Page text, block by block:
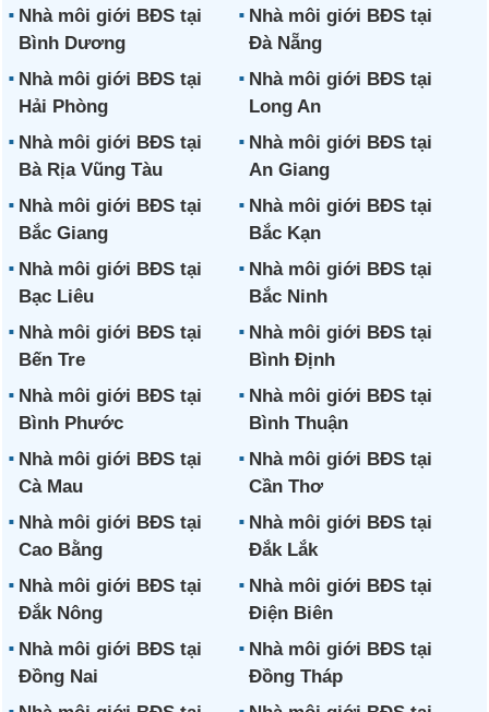
Nhà môi giới BĐS tại
Bình Dương
Nhà môi giới BĐS tại
Đà Nẵng
Nhà môi giới BĐS tại
Hải Phòng
Nhà môi giới BĐS tại
Long An
Nhà môi giới BĐS tại
Bà Rịa Vũng Tàu
Nhà môi giới BĐS tại
An Giang
Nhà môi giới BĐS tại
Bắc Giang
Nhà môi giới BĐS tại
Bắc Kạn
Nhà môi giới BĐS tại
Bạc Liêu
Nhà môi giới BĐS tại
Bắc Ninh
Nhà môi giới BĐS tại
Bến Tre
Nhà môi giới BĐS tại
Bình Định
Nhà môi giới BĐS tại
Bình Phước
Nhà môi giới BĐS tại
Bình Thuận
Nhà môi giới BĐS tại
Cà Mau
Nhà môi giới BĐS tại
Cần Thơ
Nhà môi giới BĐS tại
Cao Bằng
Nhà môi giới BĐS tại
Đắk Lắk
Nhà môi giới BĐS tại
Đắk Nông
Nhà môi giới BĐS tại
Điện Biên
Nhà môi giới BĐS tại
Đồng Nai
Nhà môi giới BĐS tại
Đồng Tháp